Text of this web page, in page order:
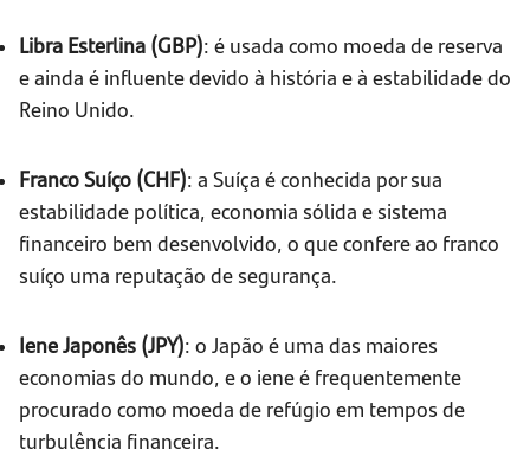
Libra Esterlina (GBP): é usada como moeda de reserva
e ainda é influente devido à história e à estabilidade do
Reino Unido.
Franco Suíço (CHF): a Suíça é conhecida por sua
estabilidade política, economia sólida e sistema
financeiro bem desenvolvido, o que confere ao franco
suíço uma reputação de segurança.
Iene Japonês (JPY): o Japão é uma das maiores
economias do mundo, e o iene é frequentemente
procurado como moeda de refúgio em tempos de
turbulência financeira.